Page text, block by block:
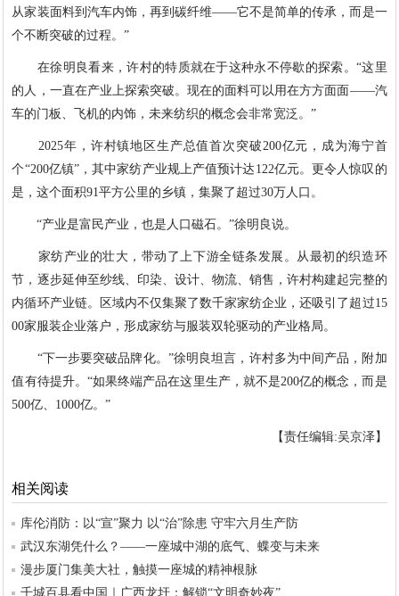
从家装面料到汽车内饰，再到碳纤维——它不是简单的传承，而是一
个不断突破的过程。”
在徐明良看来，许村的特质就在于这种永不停歇的探索。“这里
的人，一直在产业上探索突破。现在的面料可以用在方方面面——汽
车的门板、飞机的内饰，未来纺织的概念会非常宽泛。”
2025年，许村镇地区生产总值首次突破200亿元，成为海宁首
个“200亿镇”，其中家纺产业规上产值预计达122亿元。更令人惊叹的
是，这个面积91平方公里的乡镇，集聚了超过30万人口。
“产业是富民产业，也是人口磁石。”徐明良说。
家纺产业的壮大，带动了上下游全链条发展。从最初的织造环
节，逐步延伸至纱线、印染、设计、物流、销售，许村构建起完整的
内循环产业链。区域内不仅集聚了数千家家纺企业，还吸引了超过15
00家服装企业落户，形成家纺与服装双轮驱动的产业格局。
“下一步要突破品牌化。”徐明良坦言，许村多为中间产品，附加
值有待提升。“如果终端产品在这里生产，就不是200亿的概念，而是
500亿、1000亿。”
【责任编辑:吴京泽】
相关阅读
库伦消防：以“宣”聚力 以“治”除患 守牢六月生产防
武汉东湖凭什么？——一座城中湖的底气、蝶变与未来
漫步厦门集美大社，触摸一座城的精神根脉
千城百县看中国｜广西龙圩：解锁“文明奇妙夜”